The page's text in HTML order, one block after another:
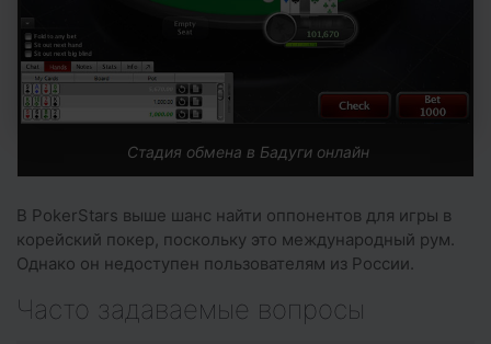
Стадия обмена в Бадуги онлайн
В PokerStars выше шанс найти оппонентов для игры в
корейский покер, поскольку это международный рум.
Однако он недоступен пользователям из России.
Часто задаваемые вопросы